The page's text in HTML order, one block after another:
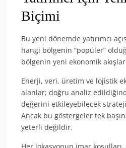
Biçimi
Bu yeni dönemde yatırımcı
hangi bölgenin “popüler”
bölgenin yeni ekonomik
Enerji, veri, üretim ve lojistik
alanlar; doğru analiz
değerini etkileyebilecek
Ancak bu göstergeler tek
yeterli değildir.